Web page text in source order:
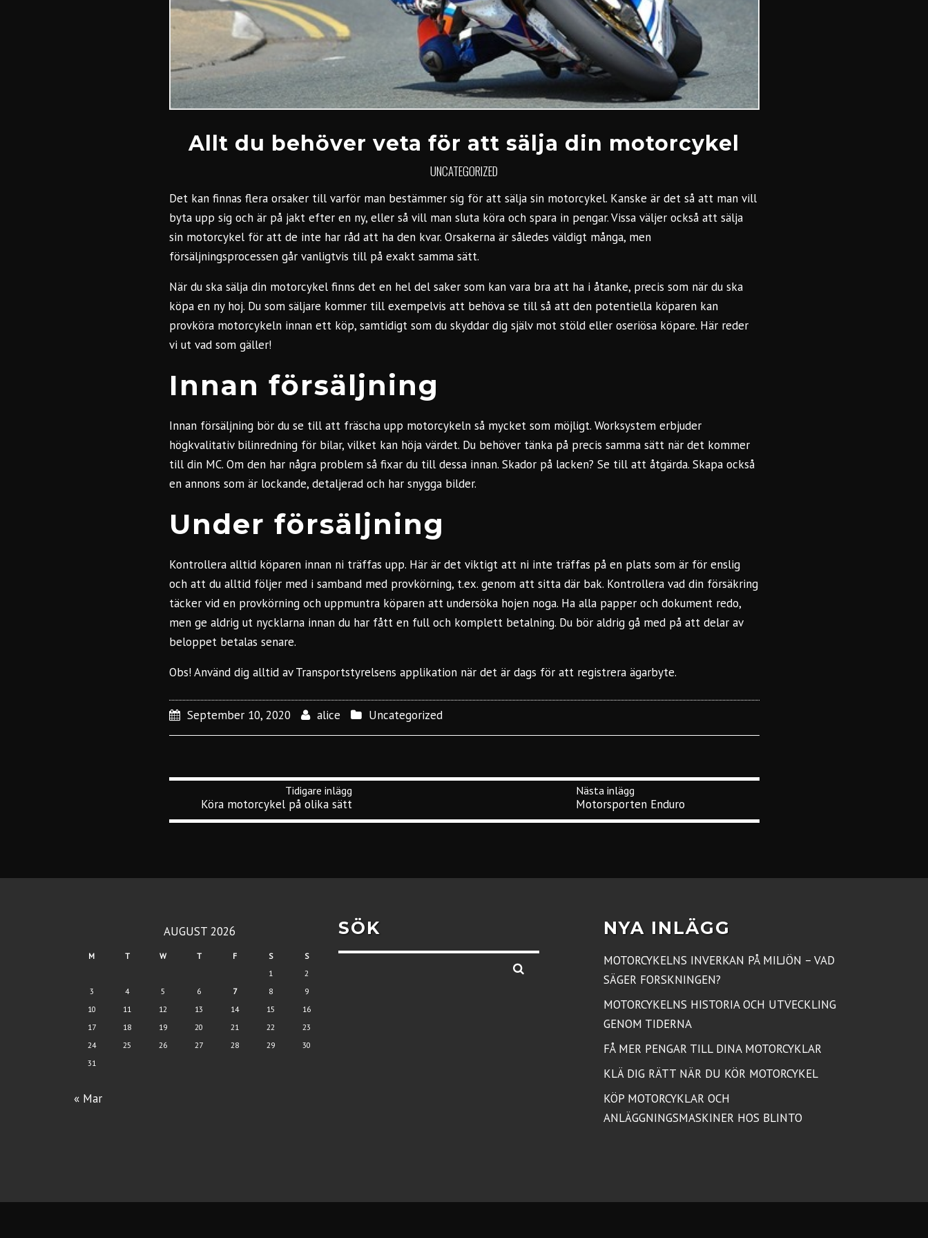
Allt du behöver veta för att sälja din motorcykel
UNCATEGORIZED
Det kan finnas flera orsaker till varför man bestämmer sig för att sälja sin motorcykel. Kanske är det så att man vill
byta upp sig och är på jakt efter en ny, eller så vill man sluta köra och spara in pengar. Vissa väljer också att sälja
sin motorcykel för att de inte har råd att ha den kvar. Orsakerna är således väldigt många, men
försäljningsprocessen går vanligtvis till på exakt samma sätt.
När du ska sälja din motorcykelfinns det en hel del saker som kan vara bra att ha i åtanke, precis som när du ska
köpa en ny hoj. Du som säljare kommer till exempelvis att behöva se till så att den potentiella köparen kan
provköra motorcykeln innan ett köp, samtidigt som du skyddar dig själv mot stöld eller oseriösa köpare. Här reder
vi ut vad som gäller!
Innan försäljning
Innan försäljning bör du se till att fräscha upp motorcykelnså mycket som möjligt. Worksystem erbjuder
högkvalitativ bilinredningför bilar, vilket kan höja värdet. Du behöver tänka på precis samma sätt när det kommer
till din MC. Om den har några problem så fixar du till dessa innan. Skador på lacken? Se till att åtgärda. Skapa också
en annons som är lockande, detaljerad och har snygga bilder.
Under försäljning
Kontrollera alltid köparen innan ni träffas upp. Här är det viktigt att ni inte träffas på en plats som är för enslig
och att du alltid följer med i samband med provkörning, t.ex. genom att sitta där bak. Kontrollera vad din försäkring
täcker vid en provkörning och uppmuntra köparen att undersöka hojen noga. Ha alla papper och dokument redo,
men ge aldrig ut nycklarna innan du har fått en full och komplett betalning. Du bör aldrig gå med på att delar av
beloppet betalas senare.
Obs! Använd dig alltid avTransportstyrelsens applikationnär det är dags för att registrera ägarbyte.
September 10, 2020 alice Uncategorized
Köra motorcykel på olika sätt Motorsporten Enduro
AUGUST 2026
M T W T F S
S
1
2
3
4 5 6 7 8
9
10
11 12 13 14 15
16
17
18 19 20 21 22
23
24
25 26 27 28 29
30
31
« Mar
SÖK NYA INLÄGG
MOTORCYKELNS INVERKAN PÅ MILJÖN – VAD
SÄGER FORSKNINGEN?
MOTORCYKELNS HISTORIA OCH UTVECKLING
GENOM TIDERNA
FÅ MER PENGAR TILL DINA MOTORCYKLAR
KLÄ DIG RÄTT NÄR DU KÖR MOTORCYKEL
KÖP MOTORCYKLAR OCH
ANLÄGGNINGSMASKINER HOS BLINTO